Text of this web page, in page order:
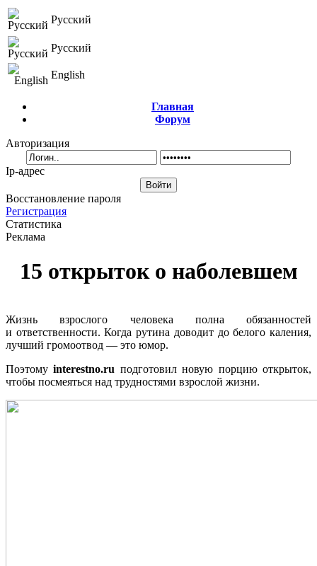
Русский
Русский
English
Главная
Форум
Авторизация
Ip-адрес
Восстановление пароля
Регистрация
Статистика
Реклама
15 открыток о наболевшем
Жизнь взрослого человека полна обязанностей
и ответственности. Когда рутина доводит до белого каления,
лучший громоотвод — это юмор.
Поэтомуinterestno.ru подготовил новую порцию открыток,
чтобы посмеяться над трудностями взрослой жизни.